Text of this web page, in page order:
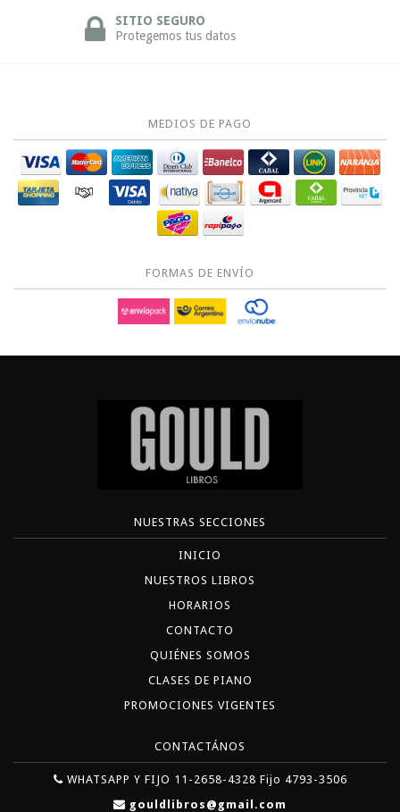
SITIO SEGURO
Protegemos tus datos
MEDIOS DE PAGO
FORMAS DE ENVÍO
NUESTRAS SECCIONES
INICIO
NUESTROS LIBROS
HORARIOS
CONTACTO
QUIÉNES SOMOS
CLASES DE PIANO
PROMOCIONES VIGENTES
CONTACTÁNOS
WHATSAPP Y FIJO 11-2658-4328 Fijo 4793-3506
gouldlibros@gmail.com